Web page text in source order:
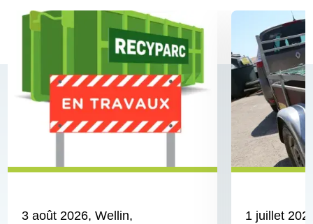
3 août 2026, Wellin,
1 juillet